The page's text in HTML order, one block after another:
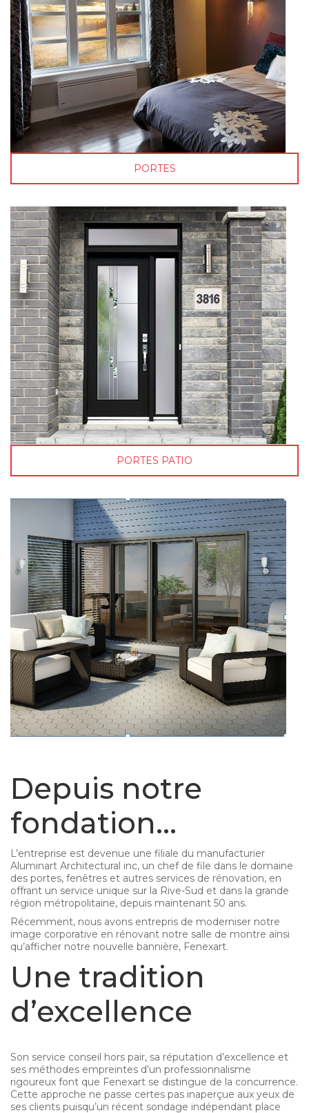
PORTES
PORTES PATIO
Depuis notre
fondation…
L’entreprise est devenue une filiale du manufacturier
Aluminart Architectural inc, un chef de file dans le domaine
des portes, fenêtres et autres services de rénovation, en
offrant un service unique sur la Rive-Sud et dans la grande
région métropolitaine, depuis maintenant 50 ans.
Récemment, nous avons entrepris de moderniser notre
image corporative en rénovant notre salle de montre ainsi
qu’afficher notre nouvelle bannière, Fenexart.
Une tradition
d’excellence
Son service conseil hors pair, sa réputation d’excellence et
ses méthodes empreintes d’un professionnalisme
rigoureux font que Fenexart se distingue de la concurrence.
Cette approche ne passe certes pas inaperçue aux yeux de
ses clients puisqu’un récent sondage indépendant place